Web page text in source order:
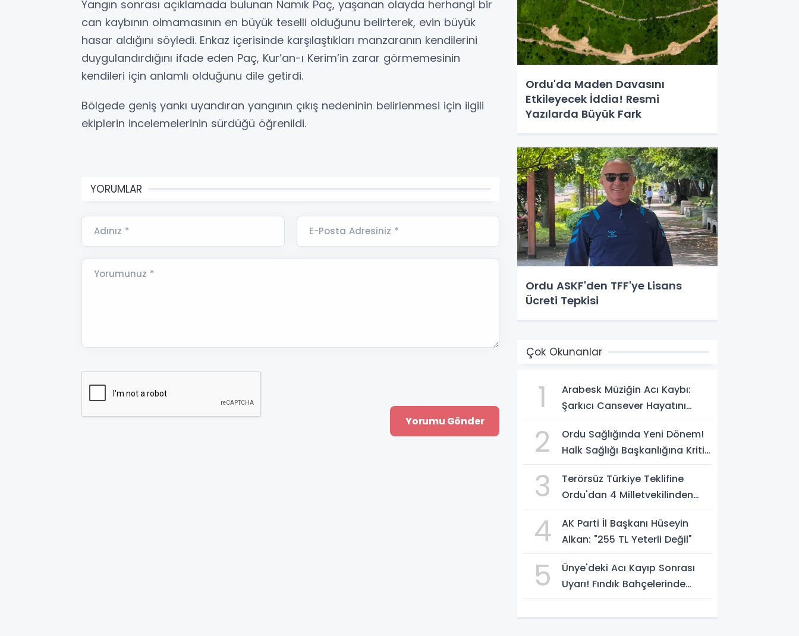
Yangın sonrası açıklamada bulunan Namık Paç, yaşanan olayda herhangi bir
can kaybının olmamasının en büyük teselli olduğunu belirterek, evin büyük
hasar aldığını söyledi. Enkaz içerisinde karşılaştıkları manzaranın kendilerini
duygulandırdığını ifade eden Paç, Kur’an-ı Kerim’in zarar görmemesinin
kendileri için anlamlı olduğunu dile getirdi.
Bölgede geniş yankı uyandıran yangının çıkış nedeninin belirlenmesi için ilgili
ekiplerin incelemelerinin sürdüğü öğrenildi.
YORUMLAR
Adınız * E-Posta Adresiniz *
Yorumunuz *
Ordu'da Maden Davasını
Etkileyecek İddia! Resmi
Yazılarda Büyük Fark
Ordu ASKF'den TFF'ye Lisans
Ücreti Tepkisi
Çok Okunanlar
1
Arabesk Müziğin Acı Kaybı:
Şarkıcı Cansever Hayatını
2
Ordu Sağlığında Yeni Dönem!
Halk Sağlığı Başkanlığına Kritik
3
Terörsüz Türkiye Teklifine
Ordu'dan 4 Milletvekilinden
4
AK Parti İl Başkanı Hüseyin
Alkan: "255 TL Yeterli Değil"
5
Ünye'deki Acı Kayıp Sonrası
Uyarı! Fındık Bahçelerinde